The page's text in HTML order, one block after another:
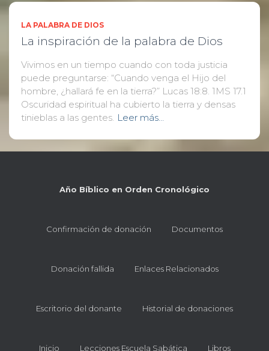
LA PALABRA DE DIOS
La inspiración de la palabra de Dios
Vivimos en un tiempo cuando con toda justicia
puede preguntarse: “Cuando venga el Hijo del
hombre, ¿hallará fe en la tierra?” Lucas 18:8. 1MS 17.1
Oscuridad espiritual ha cubierto la tierra y densas
tinieblas a las gentes. Leer más…
Año Bíblico en Orden Cronológico
Confirmación de donación Documentos
Donación fallida Enlaces Relacionados
Escritorio del donante Historial de donaciones
Inicio Lecciones Escuela Sabática Libros